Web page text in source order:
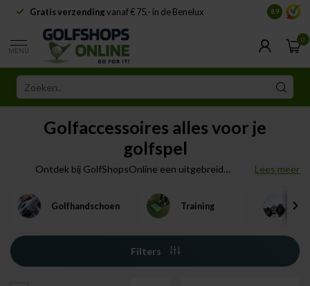
Gratis verzendingvanaf € 75,- in de Benelux 8.9
MENU
0
Golfaccessoires alles voor je
golfspel
Ontdek bij GolfShopsOnline een uitgebreid
golfballen en handschoenen tot tees en tools. Of je nu
je prestaties wilt verbeteren, je uitrusting wilt
Lees meer
Golfhandschoen Training
Filters